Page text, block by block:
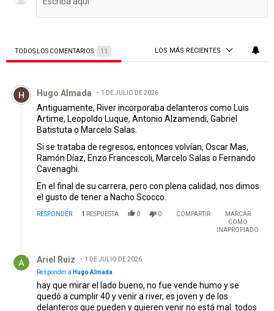
TODOS LOS COMENTARIOS 11 LOS MÁS RECIENTES
Comentario de Hugo Almada.
Hugo Almada 1 DE JULIO DE 2026
Antiguamente, River incorporaba delanteros como Luis
Artime, Leopoldo Luque, Antonio Alzamendi, Gabriel
Batistuta o Marcelo Salas.
Si se trataba de regresos, entonces volvían, Oscar Mas,
Ramón Díaz, Enzo Francescoli, Marcelo Salas o Fernando
Cavenaghi.
En el final de su carrera, pero con plena calidad, nos dimos
el gusto de tener a Nacho Scocco.
RESPONDER 1 RESPUESTA 0 0 COMPARTIR
MARCAR
COMO
INAPROPIADO
Ariel Ruiz
1 DE JULIO DE 2026
Responder a Hugo Almada
hay que mirar el lado bueno, no fue vende humo y se
quedó a cumplir 40 y venir a river, es joven y de los
delanteros que pueden y quieren venir no está mal. todos